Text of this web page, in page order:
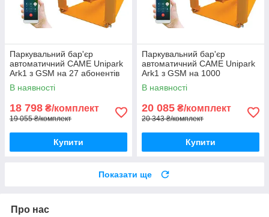
Паркувальний бар'єр
автоматичний CAME Unipark
Ark1 з GSM на 27 абонентів
В наявності
18 798 ₴/комплект
19 055 ₴/комплект
Купити
Паркувальний бар'єр
автоматичний CAME Unipark
Ark1 з GSM на 1000
абонентів
В наявності
20 085 ₴/комплект
20 343 ₴/комплект
Купити
Показати ще
Про нас